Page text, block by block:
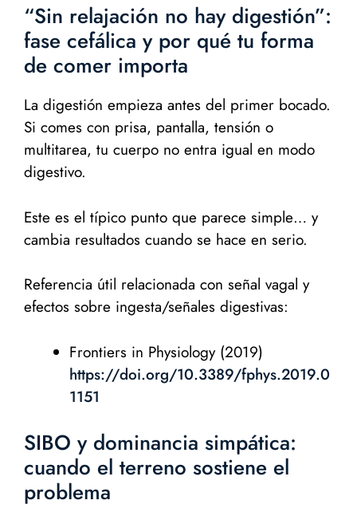
“Sin relajación no hay digestión”:
fase cefálica y por qué tu forma
de comer importa
La digestión empieza antes del primer bocado.
Si comes con prisa, pantalla, tensión o
multitarea, tu cuerpo no entra igual en modo
digestivo.
Este es el típico punto que parece simple… y
cambia resultados cuando se hace en serio.
Referencia útil relacionada con señal vagal y
efectos sobre ingesta/señales digestivas:
Frontiers in Physiology (2019)
https://doi.org/10.3389/fphys.2019.0
1151
SIBO y dominancia simpática:
cuando el terreno sostiene el
problema